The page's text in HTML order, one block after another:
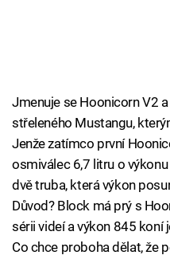
Jmenuje se Hoonicorn V2
střeleného Mustangu,
Jenže zatímco první
osmiválec 6,7 litru o
dvě truba, která výkon
Důvod? Block má prý s
sérii videí a výkon 845 koní
Co chce proboha dělat, že